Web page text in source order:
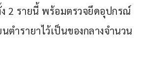
2 รายนี้ พร้อมตรวจยึดอุปกรณ์
ำรายาไว้เป็นของกลางจำนวน